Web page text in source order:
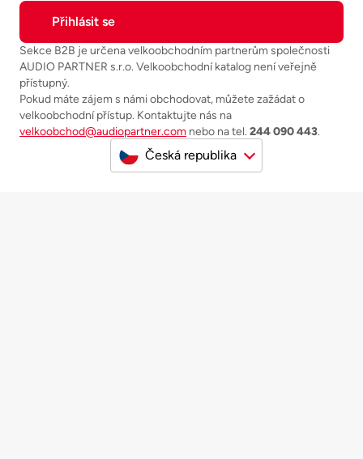
Sekce B2B je určena velkoobchodním partnerům společnosti
AUDIO PARTNER s.r.o. Velkoobchodní katalog není veřejně
přístupný.
Pokud máte zájem s námi obchodovat, můžete zažádat o
velkoobchodní přístup. Kontaktujte nás na
velkoobchod@audiopartner.com nebo na tel. 244 090 443.
Česká republika